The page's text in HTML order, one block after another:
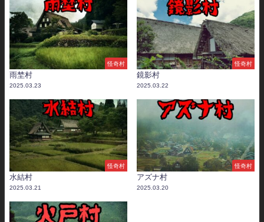
怪奇村
雨埜村
2025.03.23
怪奇村
鏡影村
2025.03.22
怪奇村
水結村
2025.03.21
怪奇村
アズナ村
2025.03.20